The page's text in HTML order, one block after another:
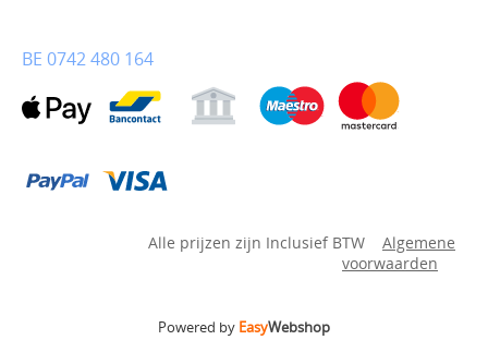
BE 0742 480 164
Alle prijzen zijn Inclusief BTW
Algemene
voorwaarden
Powered by EasyWebshop